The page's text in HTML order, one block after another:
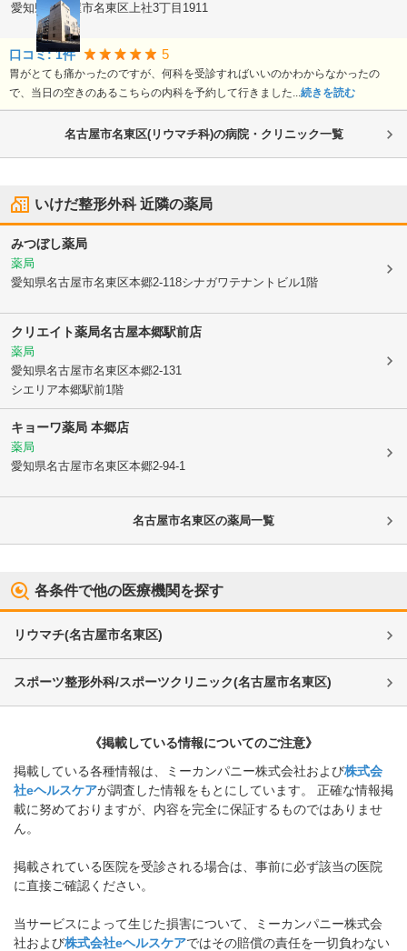
愛知県名古屋市名東区上社3丁目1911
口コミ:1件 5
胃がとても痛かったのですが、何科を受診すればいいのかわからなかったの
で、当日の空きのあるこちらの内科を予約して行きました...続きを読む
名古屋市名東区(リウマチ科)の病院・クリニック一覧
いけだ整形外科近隣の薬局
みつぼし薬局
薬局
愛知県名古屋市名東区本郷2-118シナガワテナントビル1階
クリエイト薬局名古屋本郷駅前店
薬局
愛知県名古屋市名東区本郷2-131
シエリア本郷駅前1階
キョーワ薬局 本郷店
薬局
愛知県名古屋市名東区本郷2-94-1
名古屋市名東区の薬局一覧
各条件で他の医療機関を探す
リウマチ(名古屋市名東区)
スポーツ整形外科/スポーツクリニック(名古屋市名東区)
《掲載している情報についてのご注意》
掲載している各種情報は、ミーカンパニー株式会社および株式会
社eヘルスケアが調査した情報をもとにしています。 正確な情報掲
載に努めておりますが、内容を完全に保証するものではありませ
ん。
掲載されている医院を受診される場合は、事前に必ず該当の医院
に直接ご確認ください。
当サービスによって生じた損害について、ミーカンパニー株式会
社および株式会社eヘルスケアではその賠償の責任を一切負わない